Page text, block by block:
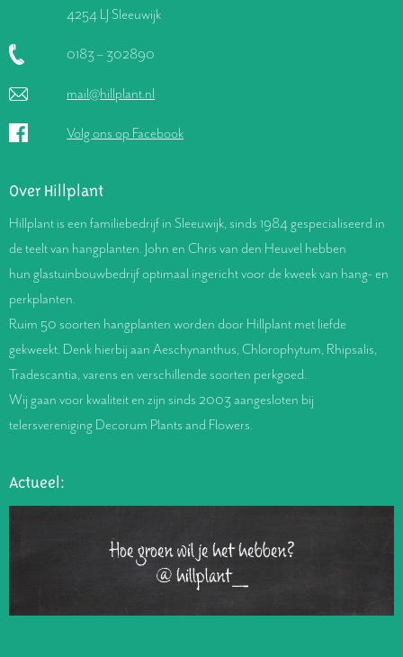
4254 LJ Sleeuwijk
0183 – 302890
mail@hillplant.nl
Volg ons op Facebook
Over Hillplant
Hillplant is een familiebedrijf in Sleeuwijk, sinds 1984 gespecialiseerd in
de teelt van hangplanten. John en Chris van den Heuvel hebben
hun glastuinbouwbedrijf optimaal ingericht voor de kweek van hang- en
perkplanten.
Ruim 50 soorten hangplanten worden door Hillplant met liefde
gekweekt. Denk hierbij aan Aeschynanthus, Chlorophytum, Rhipsalis,
Tradescantia, varens en verschillende soorten perkgoed.
Wij gaan voor kwaliteit en zijn sinds 2003 aangesloten bij
telersvereniging Decorum Plants and Flowers.
Actueel:
Hoe groen wil je het hebben?
@hillplant_